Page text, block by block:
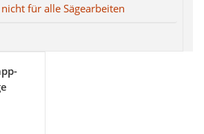
für alle Sägearbeiten